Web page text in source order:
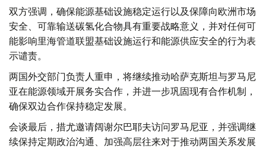
双方强调，确保能源基础设施稳定运行以及保障向欧洲市场
安全、可靠输送碳氢化合物具有重要战略意义，并对任何可
能影响里海管道联盟基础设施运行和能源供应安全的行为表
示谴责。
两国外交部门负责人重申，将继续推动哈萨克斯坦与罗马尼
亚在能源领域开展务实合作，并进一步巩固现有合作机制，
确保双边合作保持稳定发展。
会谈最后，措尤邀请阔谢尔巴耶夫访问罗马尼亚，并强调继
续保持定期政治沟通、加强高层往来对于推动两国关系发展